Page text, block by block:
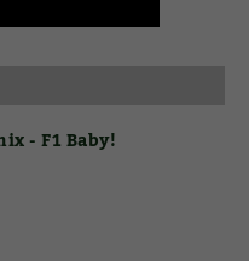
- F1 Baby!